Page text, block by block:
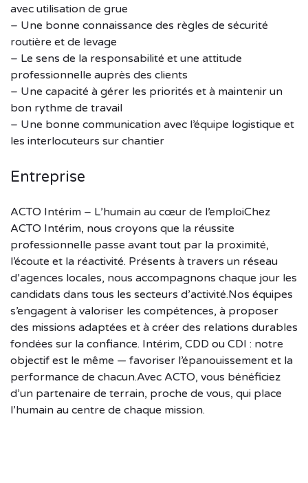
avec utilisation de grue
– Une bonne connaissance des règles de sécurité
routière et de levage
– Le sens de la responsabilité et une attitude
professionnelle auprès des clients
– Une capacité à gérer les priorités et à maintenir un
bon rythme de travail
– Une bonne communication avec l’équipe logistique et
les interlocuteurs sur chantier
Entreprise
ACTO Intérim – L’humain au cœur de l’emploiChez
ACTO Intérim, nous croyons que la réussite
professionnelle passe avant tout par la proximité,
l’écoute et la réactivité. Présents à travers un réseau
d’agences locales, nous accompagnons chaque jour les
candidats dans tous les secteurs d’activité.Nos équipes
s’engagent à valoriser les compétences, à proposer
des missions adaptées et à créer des relations durables
fondées sur la confiance. Intérim, CDD ou CDI : notre
objectif est le même — favoriser l’épanouissement et la
performance de chacun.Avec ACTO, vous bénéficiez
d’un partenaire de terrain, proche de vous, qui place
l’humain au centre de chaque mission.